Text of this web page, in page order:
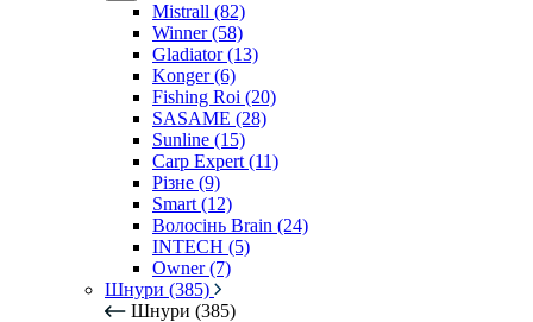
Mistrall (82)
Winner (58)
Gladiator (13)
Konger (6)
Fishing Roi (20)
SASAME (28)
Sunline (15)
Carp Expert (11)
Різне (9)
Smart (12)
Волосінь Brain (24)
INTECH (5)
Owner (7)
Шнури (385)
Шнури (385)